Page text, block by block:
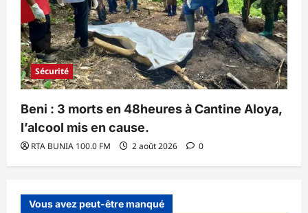
Sécurité
Beni : 3 morts en 48heures à Cantine Aloya,
l’alcool mis en cause.
RTA BUNIA 100.0 FM 2 août 2026 0
Vous avez peut-être manqué